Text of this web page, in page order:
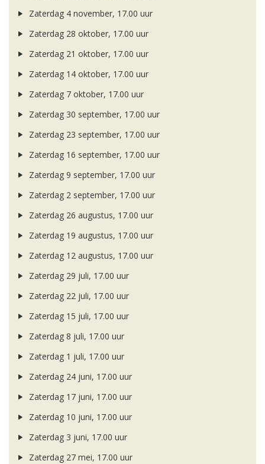
Zaterdag 4 november, 17.00 uur
Zaterdag 28 oktober, 17.00 uur
Zaterdag 21 oktober, 17.00 uur
Zaterdag 14 oktober, 17.00 uur
Zaterdag 7 oktober, 17.00 uur
Zaterdag 30 september, 17.00 uur
Zaterdag 23 september, 17.00 uur
Zaterdag 16 september, 17.00 uur
Zaterdag 9 september, 17.00 uur
Zaterdag 2 september, 17.00 uur
Zaterdag 26 augustus, 17.00 uur
Zaterdag 19 augustus, 17.00 uur
Zaterdag 12 augustus, 17.00 uur
Zaterdag 29 juli, 17.00 uur
Zaterdag 22 juli, 17.00 uur
Zaterdag 15 juli, 17.00 uur
Zaterdag 8 juli, 17.00 uur
Zaterdag 1 juli, 17.00 uur
Zaterdag 24 juni, 17.00 uur
Zaterdag 17 juni, 17.00 uur
Zaterdag 10 juni, 17.00 uur
Zaterdag 3 juni, 17.00 uur
Zaterdag 27 mei, 17.00 uur